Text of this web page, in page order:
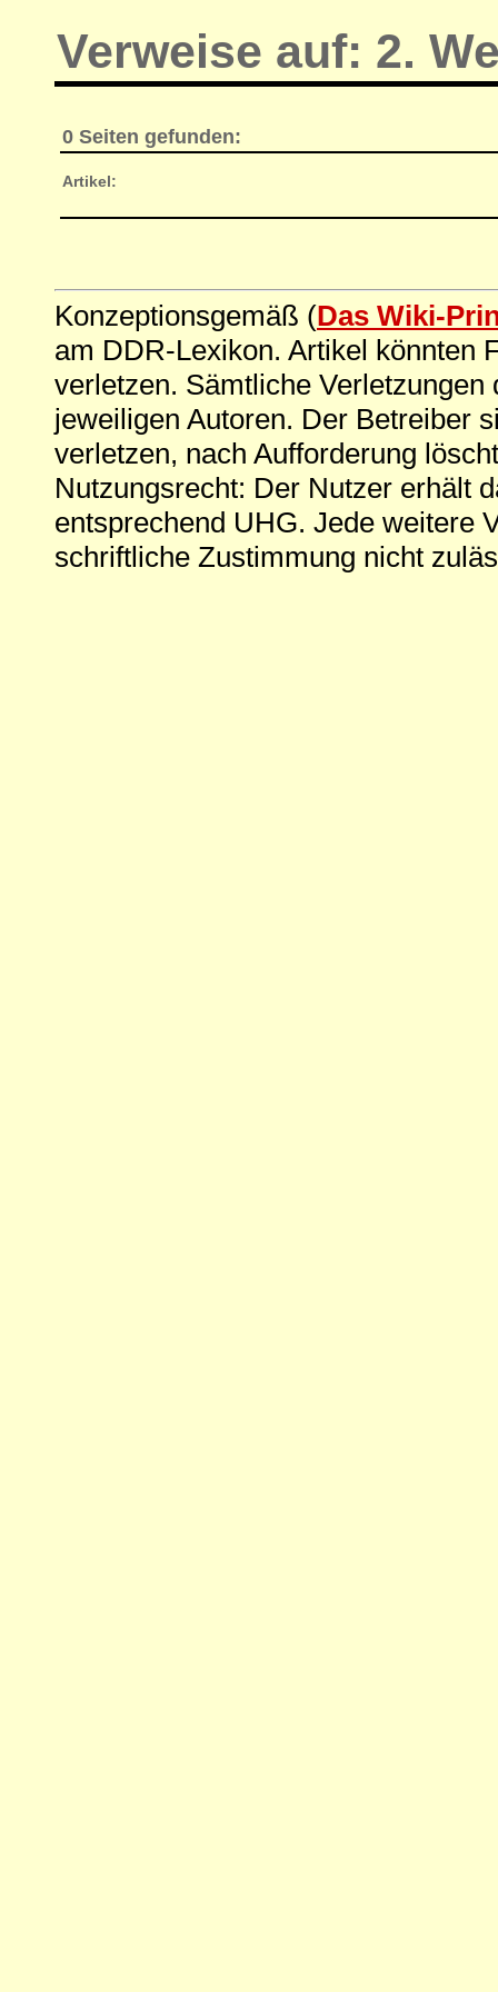
Verweise auf: 2.
0 Seiten gefunden:
Artikel:
Konzeptionsgemäß (Das Wiki-
am DDR-Lexikon. Artikel könnten
verletzen. Sämtliche
jeweiligen Autoren. Der Betreiber
verletzen, nach Aufforderung
Nutzungsrecht: Der Nutzer erhält
entsprechend UHG. Jede weitere
schriftliche Zustimmung nicht